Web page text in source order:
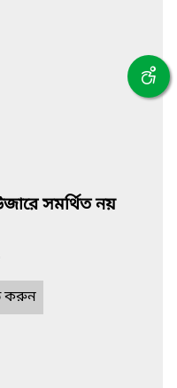
সমর্থিত নয়
করুন